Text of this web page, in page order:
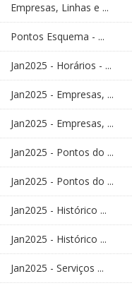
Empresas, Linhas e ...
Pontos Esquema - ...
Jan2025 - Horários - ...
Jan2025 - Empresas, ...
Jan2025 - Empresas, ...
Jan2025 - Pontos do ...
Jan2025 - Pontos do ...
Jan2025 - Histórico ...
Jan2025 - Histórico ...
Jan2025 - Serviços ...